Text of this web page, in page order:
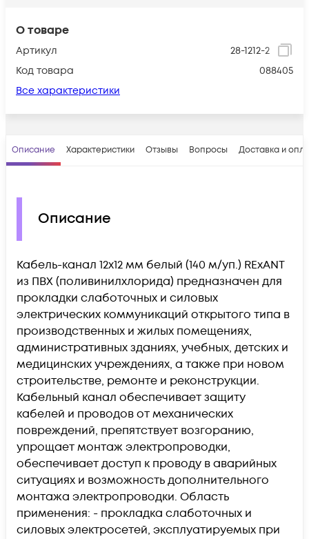
О товаре
Артикул
28-1212-2
Код товара
088405
Все характеристики
Описание Характеристики Отзывы Вопросы Доставка и
Описание
Кабель-канал 12х12 мм белый (140 м/уп.) REхANT
из ПВХ (поливинилхлорида) предназначен для
прокладки слаботочных и силовых
электрических коммуникаций открытого типа в
производственных и жилых помещениях,
административных зданиях, учебных, детских и
медицинских учреждениях, а также при новом
строительстве, ремонте и реконструкции.
Кабельный канал обеспечивает защиту
кабелей и проводов от механических
повреждений, препятствует возгоранию,
упрощает монтаж электропроводки,
обеспечивает доступ к проводу в аварийных
ситуациях и возможность дополнительного
монтажа электропроводки. Область
применения: - прокладка слаботочных и
силовых электросетей, эксплуатируемых при